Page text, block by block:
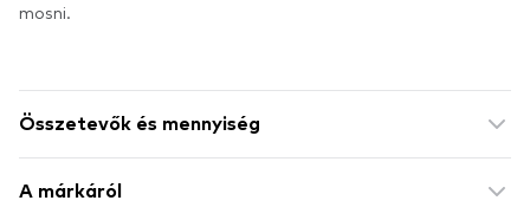
mosni.
Összetevők és mennyiség
A márkáról